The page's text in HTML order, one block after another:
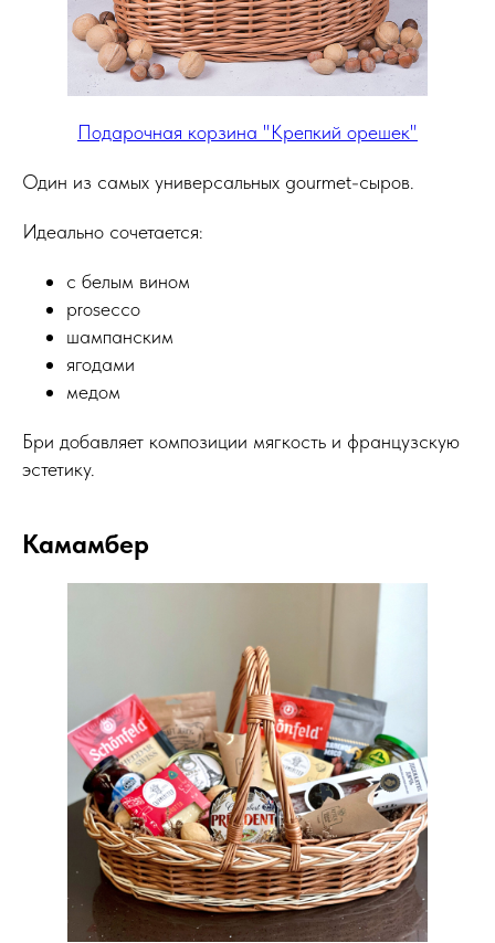
Подарочная корзина "Крепкий орешек"
Один из самых универсальных gourmet-сыров.
Идеально сочетается:
с белым вином
prosecco
шампанским
ягодами
медом
Бри добавляет композиции мягкость и французскую
эстетику.
Камамбер